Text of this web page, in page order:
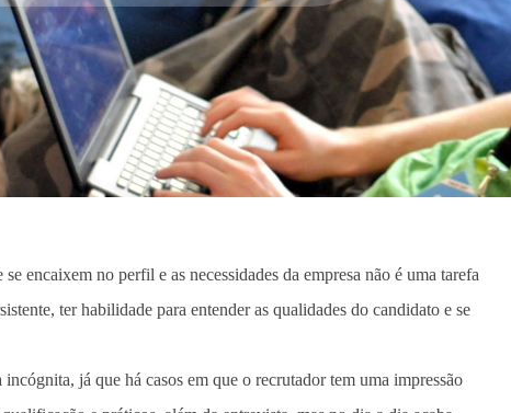
encaixem no perfil e as necessidades da empresa não é uma tarefa
ter habilidade para entender as qualidades do candidato e se
já que há casos em que o recrutador tem uma impressão